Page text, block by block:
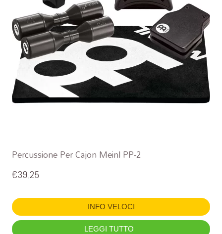
Percussione Per Cajon Meinl PP-2
€39,25
INFO VELOCI
LEGGI TUTTO